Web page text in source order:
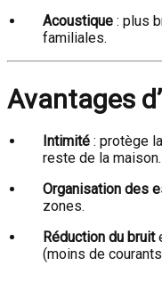
Acoustique : plus
familiales.
Avantages
Intimité : protège
reste de la maison.
Organisation des
zones.
Réduction du bruit
(moins de courants